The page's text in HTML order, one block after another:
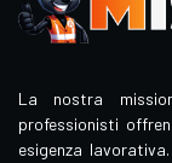
La nostra
professionisti
esigenza